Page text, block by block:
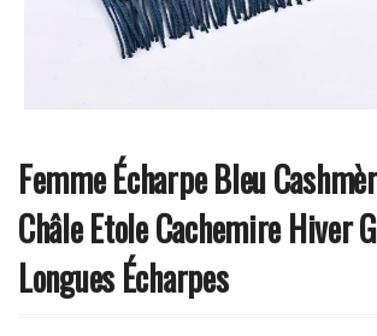
Femme Écharpe Bleu
Châle Etole Cachemire Hiver
Longues Écharpes